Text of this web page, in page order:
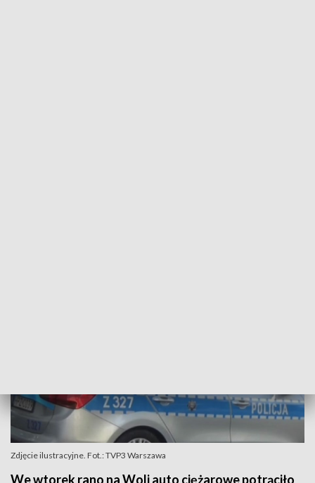
Zdjęcie ilustracyjne. Fot.: TVP3 Warszawa
We wtorek rano na Woli auto ciężarowe potrąciło